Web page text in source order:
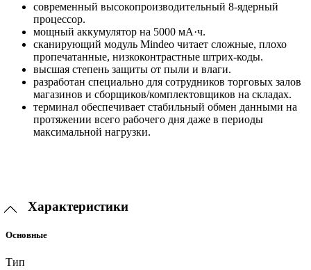
современный высокопроизводительный 8-ядерный
процессор.
мощный аккумулятор на 5000 мА·ч.
сканирующий модуль Mindeo читает сложные, плохо
пропечатанные, низкоконтрастные штрих-коды.
высшая степень защиты от пыли и влаги.
разработан специально для сотрудников торговых залов
магазинов и сборщиков/комплектовщиков на складах.
терминал обеспечивает стабильный обмен данными на
протяжении всего рабочего дня даже в периоды
максимальной нагрузки.
Характеристики
Основные
Тип